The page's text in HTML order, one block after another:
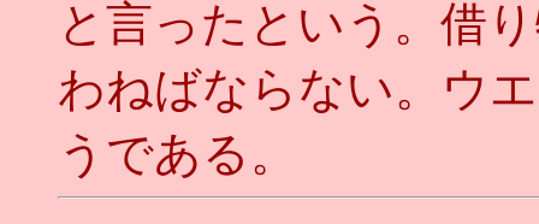
と言ったという。借
わねばならない。ウ
うである。